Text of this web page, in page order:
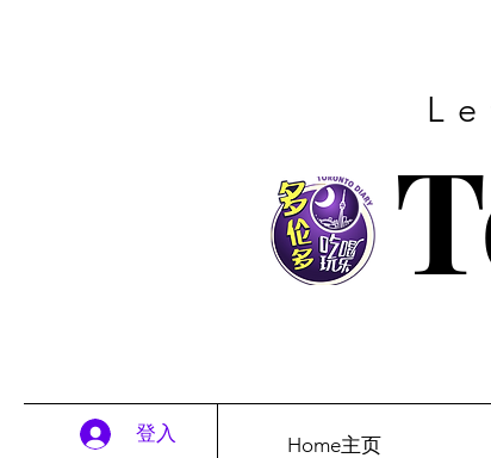
登入 Home主页